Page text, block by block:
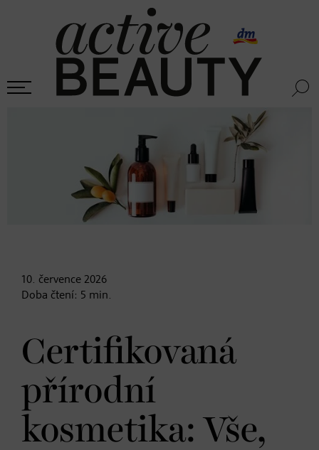
10. července 2026
Doba čtení: 5 min.
Certifikovaná
přírodní
kosmetika: Vše,